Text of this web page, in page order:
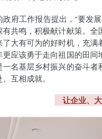
政府工作报告提出，“要发
有共鸣，积极献计献策。
了大有可为的好时机，充
更应该勇于走向祖国的田
一名基层乡村振兴的奋斗
互相成就。
让企业、